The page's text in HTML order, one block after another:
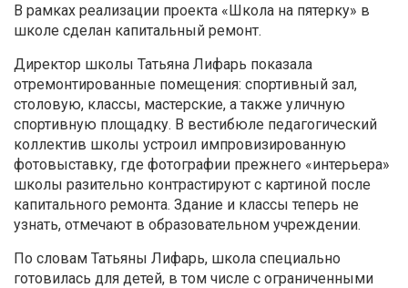
В рамках реализации проекта «Школа на пятерку» в
школе сделан капитальный ремонт.
Директор школы Татьяна Лифарь показала
отремонтированные помещения: спортивный зал,
столовую, классы, мастерские, а также уличную
спортивную площадку. В вестибюле педагогический
коллектив школы устроил импровизированную
фотовыставку, где фотографии прежнего «интерьера»
школы разительно контрастируют с картиной после
капитального ремонта. Здание и классы теперь не
узнать, отмечают в образовательном учреждении.
По словам Татьяны Лифарь, школа специально
готовилась для детей, в том числе с ограниченными